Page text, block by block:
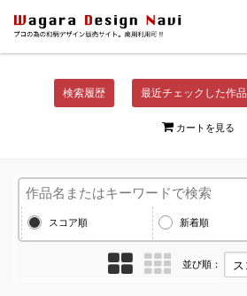
検索履歴 最近チェックした作品
カートを見る
スコア順 新着順
並び順：